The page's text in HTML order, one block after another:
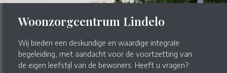
Woonzorgcentrum Lindelo
Wij bieden een deskundige en waardige integrale
begeleiding, met aandacht voor de voortzetting van
de eigen leefstijl van de bewoners. Heeft u vragen?